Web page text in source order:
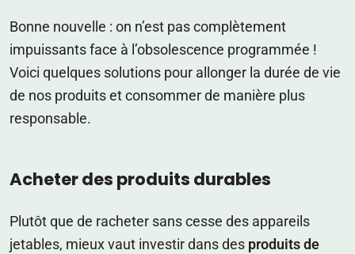
Bonne nouvelle : on n’est pas complètement
impuissants face à l’obsolescence programmée !
Voici quelques solutions pour allonger la durée de vie
de nos produits et consommer de manière plus
responsable.
Acheter des produits durables
Plutôt que de racheter sans cesse des appareils
jetables, mieux vaut investir dans des produits de